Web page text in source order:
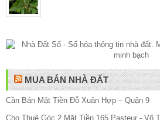
MUA BÁN NHÀ ĐẤT
Cần Bán Mặt Tiền Đỗ Xuân Hợp – Quận 9
Cho Thuê Góc 2 Mặt Tiền 165 Pasteur - Võ